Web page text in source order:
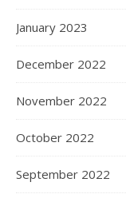
January 2023
December 2022
November 2022
October 2022
September 2022